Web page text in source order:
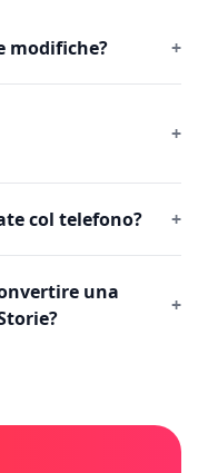
modifiche? +
+
col telefono? +
una
+